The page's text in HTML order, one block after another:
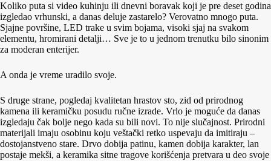
Koliko puta si video kuhinju ili dnevni boravak koji je pre deset godina
izgledao vrhunski, a danas deluje zastarelo? Verovatno mnogo puta.
Sjajne površine, LED trake u svim bojama, visoki sjaj na svakom
elementu, hromirani detalji… Sve je to u jednom trenutku bilo sinonim
za moderan enterijer.
A onda je vreme uradilo svoje.
S druge strane, pogledaj kvalitetan hrastov sto, zid od prirodnog
kamena ili keramičku posudu ručne izrade. Vrlo je moguće da danas
izgledaju čak bolje nego kada su bili novi. To nije slučajnost. Prirodni
materijali imaju osobinu koju veštački retko uspevaju da imitiraju –
dostojanstveno stare. Drvo dobija patinu, kamen dobija karakter, lan
postaje mekši, a keramika sitne tragove korišćenja pretvara u deo svoje